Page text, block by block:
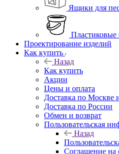
Ящики для
Пластиковые
Проектирование изделий
Как купить
Назад
Как купить
Акции
Цены и оплата
Доставка по Москве
Доставка по России
Обмен и возврат
Пользовательская
Назад
Соглашение на